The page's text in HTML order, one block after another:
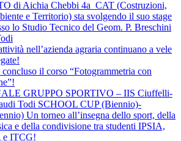
di Aichia Chebbi 4a_CAT (Costruzioni,
e Territorio) sta svolgendo il suo stage
lo Studio Tecnico del Geom. P. Breschini
nell’azienda agraria continuano a vele
concluso il corso “Fotogrammetria con
GRUPPO SPORTIVO – IIS Ciuffelli-
Todi SCHOOL CUP (Biennio)-
Un torneo all’insegna dello sport, della
e della condivisione tra studenti IPSIA,
e ITCG!